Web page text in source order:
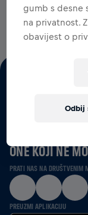
100% IZNOSA
ONE KOJI NE
PRATI NAS NA DRUŠTVENIM
PREUZMI APLIKACIJU
gumb s desne
na privatnost.
obavijest o
Odbij